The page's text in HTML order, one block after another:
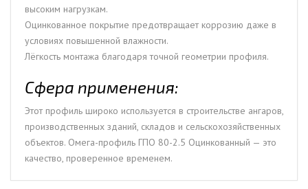
высоким нагрузкам.
Оцинкованное покрытие предотвращает коррозию даже в
условиях повышенной влажности.
Лёгкость монтажа благодаря точной геометрии профиля.
Сфера применения:
Этот профиль широко используется в строительстве ангаров,
производственных зданий, складов и сельскохозяйственных
объектов. Омега-профиль ГПО 80-2.5 Оцинкованный — это
качество, проверенное временем.